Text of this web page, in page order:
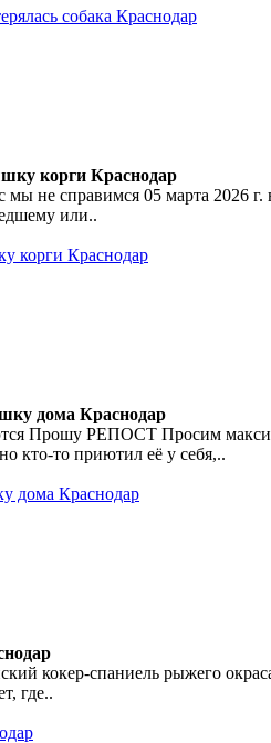
собака Краснодар
корги Краснодар
мы не справимся 05 марта 2026
или..
корги Краснодар
дома Краснодар
Прошу РЕПОСТ Просим
кто-то приютил её у себя,..
дома Краснодар
кокер-спаниель рыжего
где..